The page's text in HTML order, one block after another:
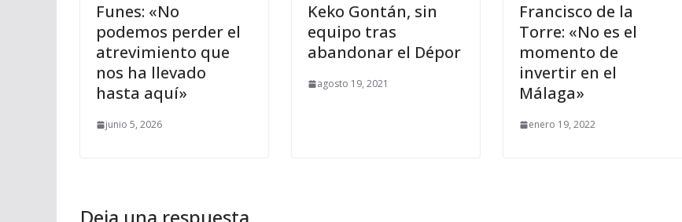
Funes: «No
podemos perder el
atrevimiento que
nos ha llevado
hasta aquí»
junio 5, 2026
Keko Gontán, sin
equipo tras
abandonar el Dépor
agosto 19, 2021
Francisco de la
Torre: «No es el
momento de
invertir en el
Málaga»
enero 19, 2022